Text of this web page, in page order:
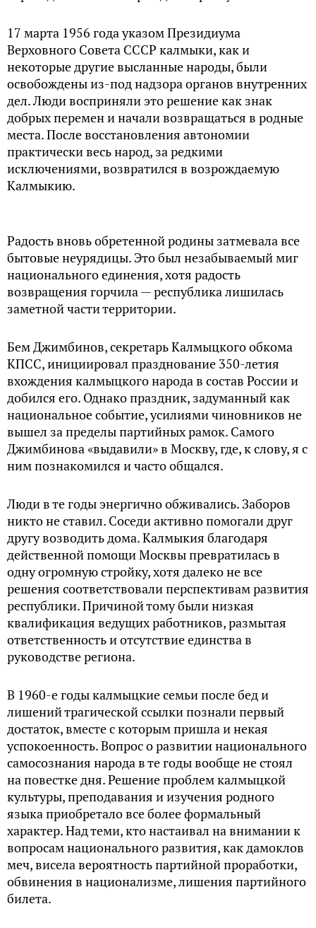
17 марта 1956 года указом Президиума
Верховного Совета СССР калмыки, как и
некоторые другие высланные народы, были
освобождены из-под надзора органов внутренних
дел. Люди восприняли это решение как знак
добрых перемен и начали возвращаться в родные
места. После восстановления автономии
практически весь народ, за редкими
исключениями, возвратился в возрождаемую
Калмыкию.
Радость вновь обретенной родины затмевала все
бытовые неурядицы. Это был незабываемый миг
национального единения, хотя радость
возвращения горчила — республика лишилась
заметной части территории.
Бем Джимбинов, секретарь Калмыцкого обкома
КПСС, инициировал празднование 350-летия
вхождения калмыцкого народа в состав России и
добился его. Однако праздник, задуманный как
национальное событие, усилиями чиновников не
вышел за пределы партийных рамок. Самого
Джимбинова «выдавили» в Москву, где, к слову, я с
ним познакомился и часто общался.
Люди в те годы энергично обживались. Заборов
никто не ставил. Соседи активно помогали друг
другу возводить дома. Калмыкия благодаря
действенной помощи Москвы превратилась в
одну огромную стройку, хотя далеко не все
решения соответствовали перспективам развития
республики. Причиной тому были низкая
квалификация ведущих работников, размытая
ответственность и отсутствие единства в
руководстве региона.
В 1960-е годы калмыцкие семьи после бед и
лишений трагической ссылки познали первый
достаток, вместе с которым пришла и некая
успокоенность. Вопрос о развитии национального
самосознания народа в те годы вообще не стоял
на повестке дня. Решение проблем калмыцкой
культуры, преподавания и изучения родного
языка приобретало все более формальный
характер. Над теми, кто настаивал на внимании к
вопросам национального развития, как дамоклов
меч, висела вероятность партийной проработки,
обвинения в национализме, лишения партийного
билета.